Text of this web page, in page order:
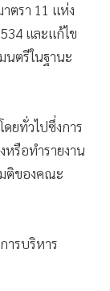
ตรา 11 แห่ง
และแก้ไข
ตรีในฐานะ
ยทั่วไปซึ่งการ
รือทำรายงาน
ติของคณะ
ารบริหาร